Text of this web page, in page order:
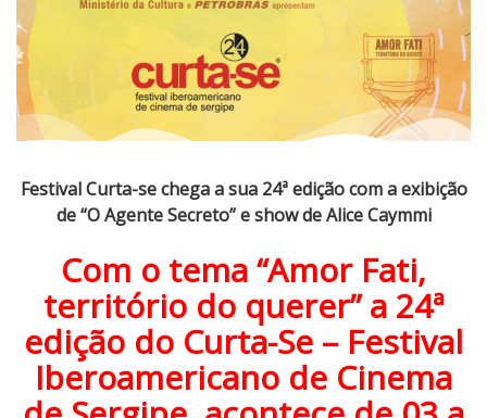
s
t
i
v
a
l
uFestival Curta-se chega a sua 24ª edição com a exibição
de “O Agente Secreto” e show de Alice Caymmi
Com o tema “Amor Fati,
território do querer” a 24ª
edição do Curta-Se – Festival
Iberoamericano de Cinema